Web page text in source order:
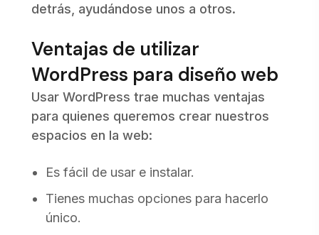
detrás, ayudándose unos a otros.
Ventajas de utilizar
WordPress para diseño web
Usar WordPress trae muchas ventajas
para quienes queremos crear nuestros
espacios en la web:
Es fácil de usar e instalar.
Tienes muchas opciones para hacerlo
único.